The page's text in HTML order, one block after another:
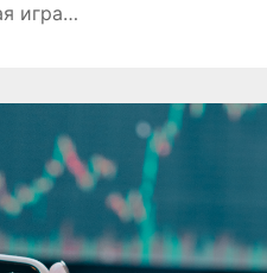
игра…